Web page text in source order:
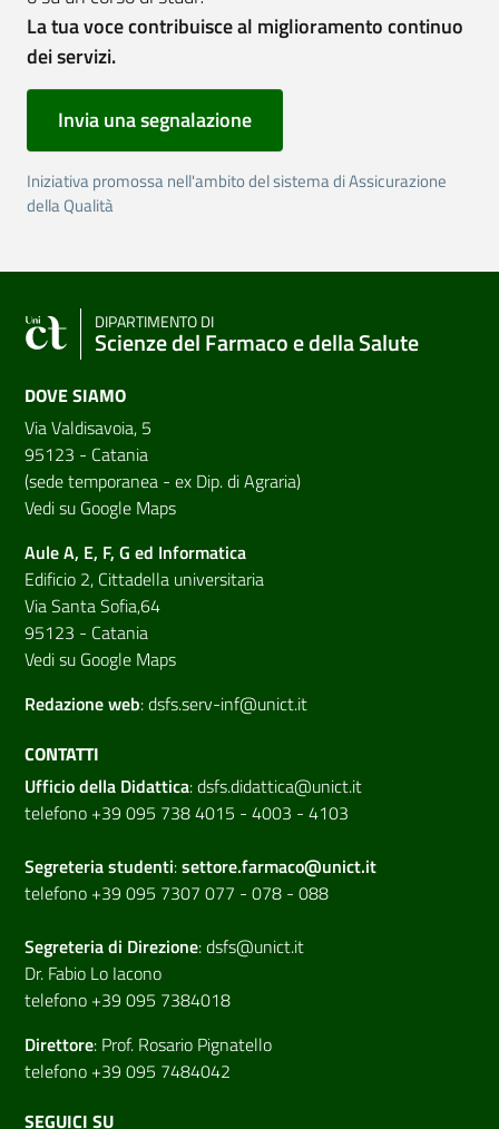
La tua voce contribuisce al miglioramento continuo
dei servizi.
Invia una segnalazione
Iniziativa promossa nell'ambito del sistema di Assicurazione
della Qualità
DIPARTIMENTO DI
Scienze del Farmaco e della Salute
DOVE SIAMO
Via Valdisavoia, 5
95123 - Catania
(sede temporanea - ex Dip. di Agraria)
Vedi su Google Maps
Aule A, E, F, G ed Informatica
Edificio 2, Cittadella universitaria
Via Santa Sofia,64
95123 - Catania
Vedi su Google Maps
Redazione web:dsfs.serv-inf@unict.it
CONTATTI
Ufficio della Didattica:dsfs.didattica@unict.it
telefono +39 095 738 4015 - 4003 - 4103
Segreteria studenti:settore.farmaco@unict.it
telefono +39 095 7307 077 - 078 - 088
Segreteria di Direzione:dsfs@unict.it
Dr. Fabio Lo Iacono
telefono +39 095 7384018
Direttore: Prof. Rosario Pignatello
telefono +39 095 7484042
SEGUICI SU